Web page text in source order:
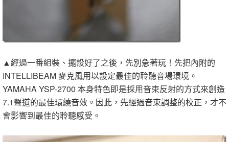
▲經過一番組裝、擺設好了之後，先別急著玩！先把內附的
INTELLIBEAM 麥克風用以設定最佳的聆聽音場環境。
YAMAHA YSP-2700 本身特色即是採用音束反射的方式來創造
7.1聲道的最佳環繞音效。因此，先經過音束調整的校正，才不
會影響到最佳的聆聽感受。